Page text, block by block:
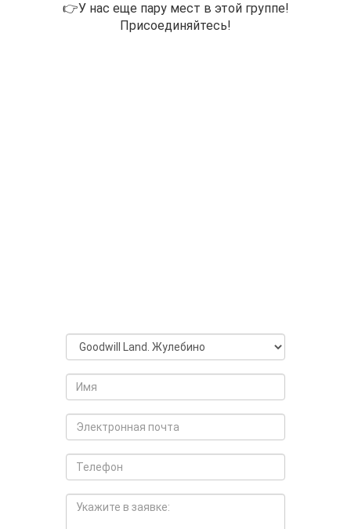
👉У нас еще пару мест в этой группе!
Присоединяйтесь!